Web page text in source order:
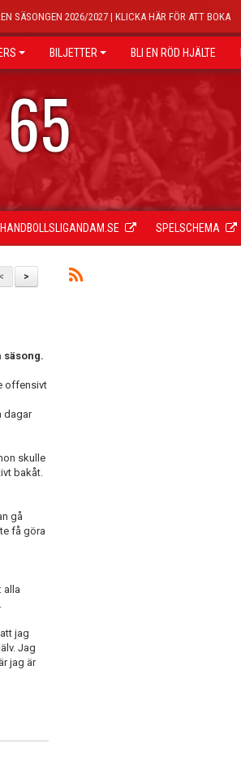
SÄSONGEN 2026/2027 | KLICKA HÄR FÖR ATT BOKA
BILJETTER BLI EN RÖD HJÄLTE
HANDBOLLSLIGANDAM.SE SPELSCHEMA
>
<
offensivt
dagar
skulle
bakåt.
gå
få göra
alla
jag
Jag
jag är